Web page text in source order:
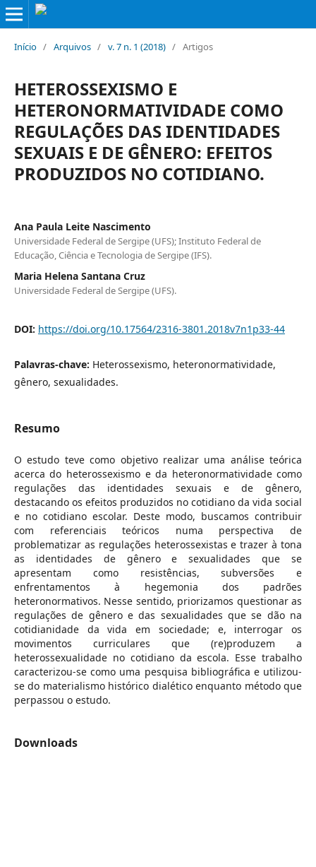
Início / Arquivos / v. 7 n. 1 (2018) / Artigos
HETEROSSEXISMO E
HETERONORMATIVIDADE COMO
REGULAÇÕES DAS IDENTIDADES
SEXUAIS E DE GÊNERO: EFEITOS
PRODUZIDOS NO COTIDIANO.
Ana Paula Leite Nascimento
Universidade Federal de Sergipe (UFS); Instituto Federal de
Educação, Ciência e Tecnologia de Sergipe (IFS).
Maria Helena Santana Cruz
Universidade Federal de Sergipe (UFS).
DOI: https://doi.org/10.17564/2316-3801.2018v7n1p33-44
Palavras-chave: Heterossexismo, heteronormatividade,
gênero, sexualidades.
Resumo
O estudo teve como objetivo realizar uma análise teórica
acerca do heterossexismo e da heteronormatividade como
regulações das identidades sexuais e de gênero,
destacando os efeitos produzidos no cotidiano da vida social
e no cotidiano escolar. Deste modo, buscamos contribuir
com referenciais teóricos numa perspectiva de
problematizar as regulações heterossexistas e trazer à tona
as identidades de gênero e sexualidades que se
apresentam como resistências, subversões e
enfrentamentos à hegemonia dos padrões
heteronormativos. Nesse sentido, priorizamos questionar as
regulações de gênero e das sexualidades que se dão na
cotidianidade da vida em sociedade; e, interrogar os
movimentos curriculares que (re)produzem a
heterossexualidade no cotidiano da escola. Esse trabalho
caracterizou-se como uma pesquisa bibliográfica e utilizou-
se do materialismo histórico dialético enquanto método que
perpassou o estudo.
Downloads